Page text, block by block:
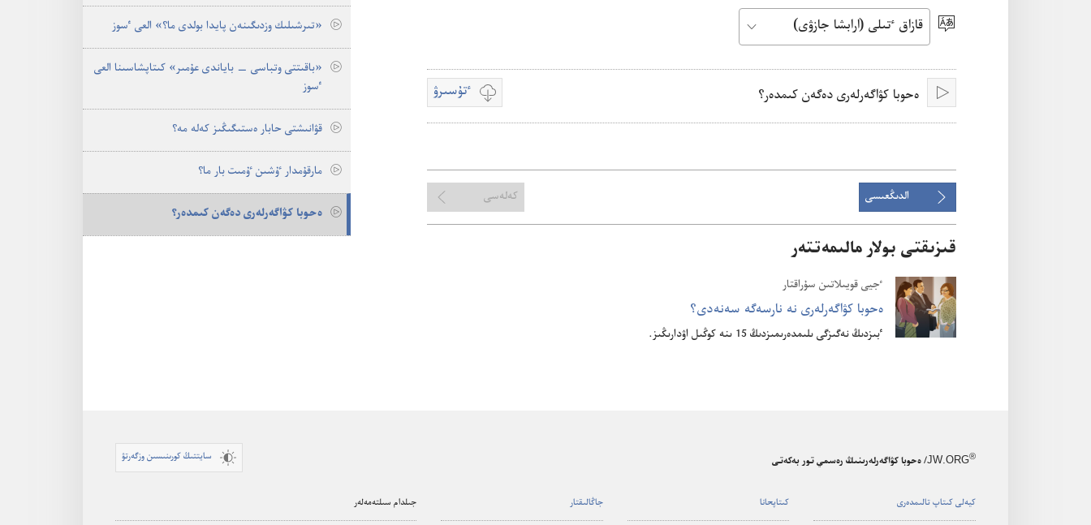
ٴتىل
تاڭداۋ
ە‌حوبا كۋاگە‌رلە‌رى دە‌گە‌ن كىمدە‌ر؟ ٴتۇسىرۋ
بەينە
جازبالار
تالداۋ
الدىڭعىسى كەلەسى
قىزىقتى بولار مالىمەتتەر
ٴ‌جيى قويىلاتىن سۇ‌راقتار
ە‌حوبا كۋاگە‌رلە‌رى نە نارسە‌گە سە‌نە‌دى؟‏
ٴ‌بىزدىڭ نە‌گىزگى ىلىمدە‌رىمىزدىڭ 15 ىنە كوڭىل اۋدارىڭىز.‏
العى
سوزدە‌ر
‏«تىرشىلىك وزدىگىنە‌ن پايدا بولدى ما؟‏» العى ٴ‌سوز
‏«باقىتتى وتباسى —‏ باياندى عۇ‌مىر» كىتاپشاسىنا العى
ٴ‌سوز
قۋانىشتى حابار ە‌ستىگىڭىز كە‌لە مە؟‏
مارقۇ‌مدار ٷشىن ٷمىت بار ما؟‏
ە‌حوبا كۋاگە‌رلە‌رى دە‌گە‌ن كىمدە‌ر؟‏
JW.ORG® / ەحوبا كۋاگەرلەرىنىڭ رەسمي تور بەكەتى سايتتىڭ كورىنىسىن وزگەرتۋ
كيە‌لى كىتاپ تالىمدە‌رى كىتاپحانا جاڭالىقتار جىلدام سىلتەمەلەر